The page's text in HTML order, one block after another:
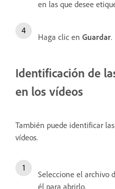
en las que desee
Haga clic en Guardar.
Identificación de
en los vídeos
También puede identificar
vídeos.
Seleccione el archivo
él para abrirlo.